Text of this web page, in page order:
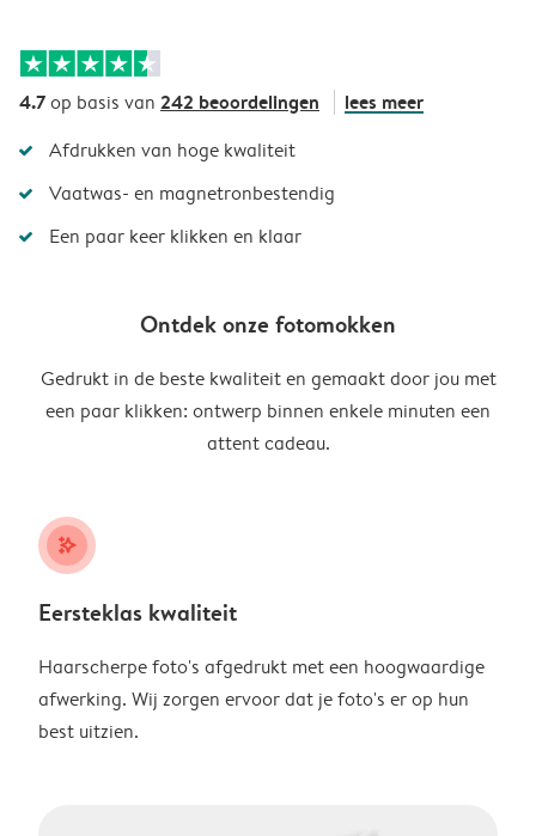
4.7op basis van 242 beoordelingen lees meer
Afdrukken van hoge kwaliteit
Vaatwas- en magnetronbestendig
Een paar keer klikken en klaar
Ontdek onze fotomokken
Gedrukt in de beste kwaliteit en gemaakt door jou met
een paar klikken: ontwerp binnen enkele minuten een
attent cadeau.
stars_plus
Eersteklas kwaliteit
Haarscherpe foto's afgedrukt met een hoogwaardige
afwerking. Wij zorgen ervoor dat je foto's er op hun
best uitzien.